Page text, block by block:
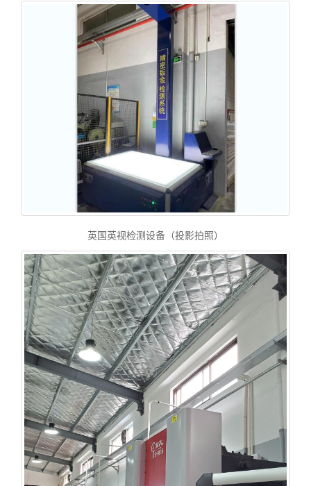
英国英视检测设备（投影拍照）